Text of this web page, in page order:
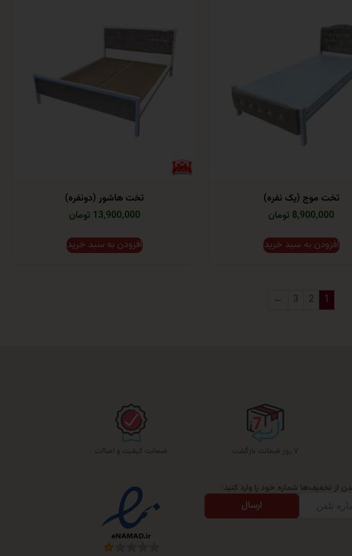
تخت موج (یک نفره)
8,900,000 تومان
افزودن به سبد خرید
تخت هاشور (دونفره)
13,900,000 تومان
افزودن به سبد خرید
1
2
3
←
۷ روز ضمانت بازگشت ضمانت کیفیت و اصالت
از تخفیف‌ها شماره خود را وارد کنید:
ارسال